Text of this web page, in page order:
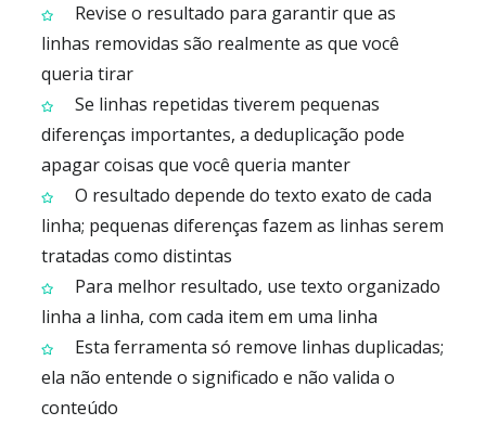
Revise o resultado para garantir que as
linhas removidas são realmente as que você
queria tirar
Se linhas repetidas tiverem pequenas
diferenças importantes, a deduplicação pode
apagar coisas que você queria manter
O resultado depende do texto exato de cada
linha; pequenas diferenças fazem as linhas serem
tratadas como distintas
Para melhor resultado, use texto organizado
linha a linha, com cada item em uma linha
Esta ferramenta só remove linhas duplicadas;
ela não entende o significado e não valida o
conteúdo